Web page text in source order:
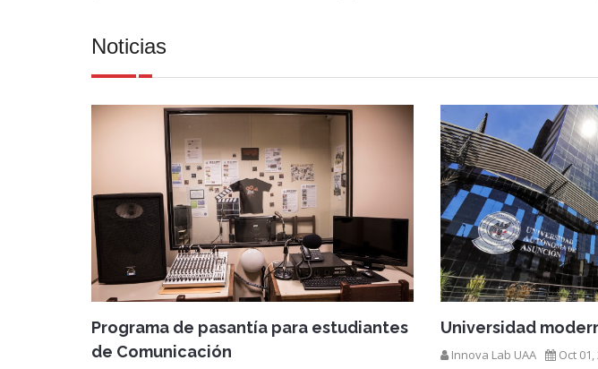
Noticias
Programa de pasantía para estudiantes
de Comunicación
Universidad
Innova Lab UAA Oct 01,